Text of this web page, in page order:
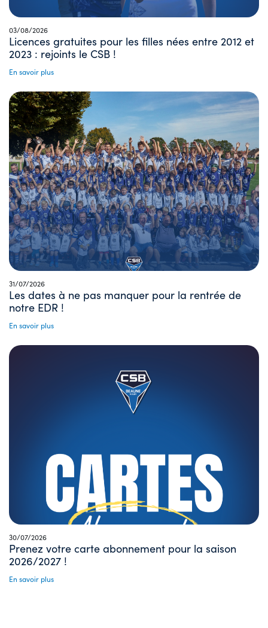
03/08/2026
Licences gratuites pour les filles nées entre 2012 et
2023 : rejoints le CSB !
En savoir plus
31/07/2026
Les dates à ne pas manquer pour la rentrée de
notre EDR !
En savoir plus
30/07/2026
Prenez votre carte abonnement pour la saison
2026/2027 !
En savoir plus